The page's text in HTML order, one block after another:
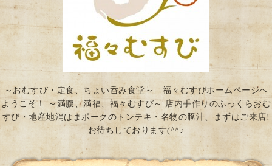
～おむすび・定食、ちょい呑み食堂～ 福々むすびホームページへ
ようこそ！ ～満腹、満福、福々むすび～ 店内手作りのふっくらおむ
すび・地産地消はまポークのトンテキ・名物の豚汁、まずはご来店!
お待ちしております(^^♪